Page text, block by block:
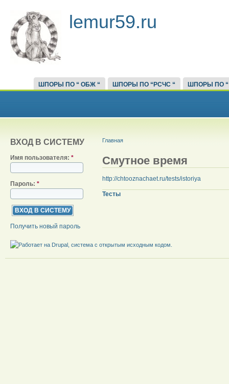
lemur59.ru
ШПОРЫ ПО “ ОБЖ “ ШПОРЫ ПО “РСЧС “ ШПОРЫ ПО “
ВХОД В СИСТЕМУ
Имя пользователя: *
Пароль: *
Получить новый пароль
Главная
Смутное время
http://chtooznachaet.ru/tests/istoriya
Тесты